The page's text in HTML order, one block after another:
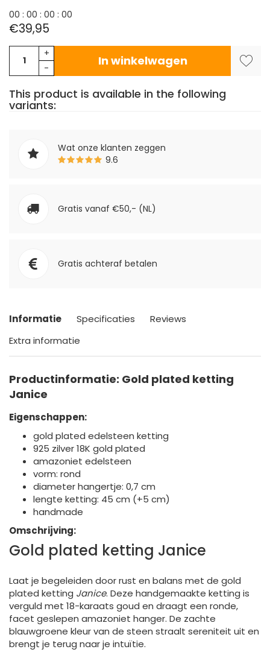
00 : 00 : 00 : 00
€39,95
+
-
In winkelwagen
This product is available in the following
variants:
Wat onze klanten zeggen
9.6
Gratis vanaf €50,- (NL)
Gratis achteraf betalen
Informatie Specificaties
Reviews
Extra informatie
Productinformatie: Gold plated ketting
Janice
Eigenschappen:
gold plated edelsteen ketting
925 zilver 18K gold plated
amazoniet edelsteen
vorm: rond
diameter hangertje: 0,7 cm
lengte ketting: 45 cm (+5 cm)
handmade
Omschrijving:
Gold plated ketting Janice
Laat je begeleiden door rust en balans met de gold
plated ketting Janice. Deze handgemaakte ketting is
verguld met 18-karaats goud en draagt een ronde,
facet geslepen amazoniet hanger. De zachte
blauwgroene kleur van de steen straalt sereniteit uit en
brengt je terug naar je intuïtie.